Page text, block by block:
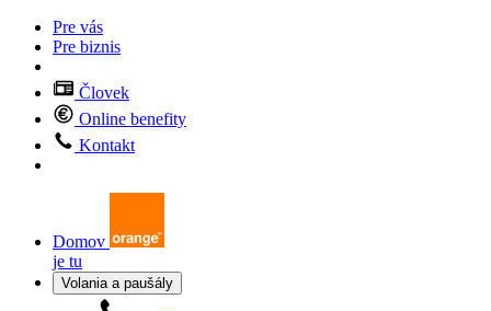
Pre vás
Pre biznis
Človek
Online benefity
Kontakt
Domov
je tu
Volania a paušály